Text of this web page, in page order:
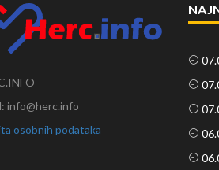
info@herc.info
osobnih podataka